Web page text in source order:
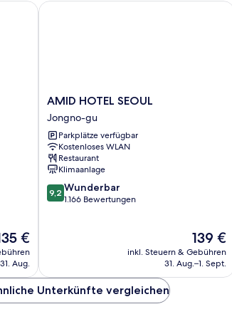
€
Aug.
AMID
HOTEL
SEOUL
Jongno-
gu
AMID HOTEL SEOUL
Jongno-gu
Parkplätze verfügbar
Kostenloses WLAN
Restaurant
Klimaanlage
9.2
von
9,2 Wunderbar
1.166 Bewertungen
Der
Preis
beträgt
139 €
inkl. Steuern & Gebühren
31. Aug.–1. Sept.
AMID HOTEL SEOUL
Unterkünfte vergleichen